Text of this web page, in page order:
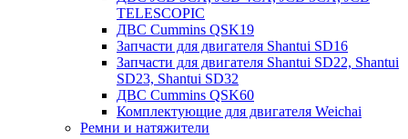
TELESCOPIC
ДВС Cummins QSK19
Запчасти для двигателя Shantui SD16
Запчасти для двигателя Shantui SD22, Shantui
SD23, Shantui SD32
ДВС Cummins QSK60
Комплектующие для двигателя Weichai
Ремни и натяжители